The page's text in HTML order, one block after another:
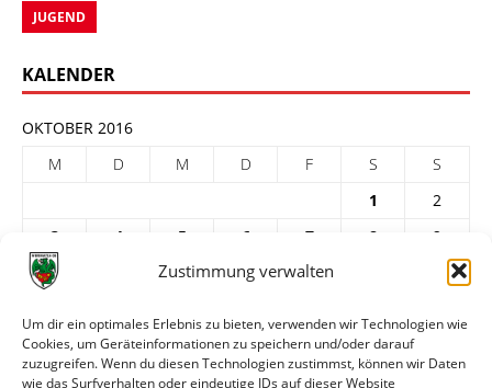
Zustimmung verwalten
Um dir ein optimales Erlebnis zu bieten, verwenden wir Technologien wie
Cookies, um Geräteinformationen zu speichern und/oder darauf
zuzugreifen. Wenn du diesen Technologien zustimmst, können wir Daten
wie das Surfverhalten oder eindeutige IDs auf dieser Website
JUGEND
KALENDER
OKTOBER 2016
M
D M D F S
S
1
2
3
4 5 6 7 8
9
10
12 13 14
24
25 26 27 28 29
31